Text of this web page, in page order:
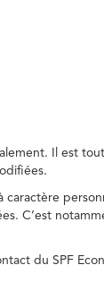
Il est
caractère
C’est
du SPF